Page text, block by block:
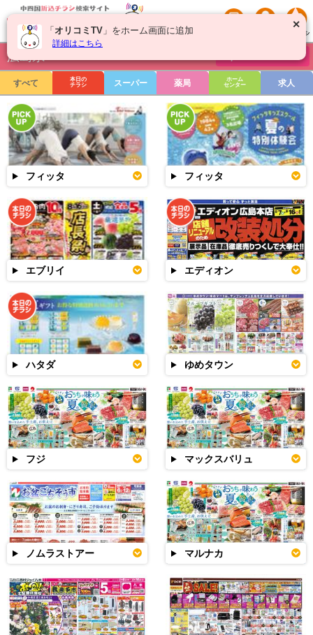
広島県
すべて
本日の
チラシ
スーパー 薬局
ホーム
センター
求人
フィッタ フィッタ
エブリイ エディオン
ハタダ ゆめタウン
フジ マックスバリュ
ノムラストアー マルナカ
✕
「 オリコミTV 」をホーム画面に追加
詳細はこちら